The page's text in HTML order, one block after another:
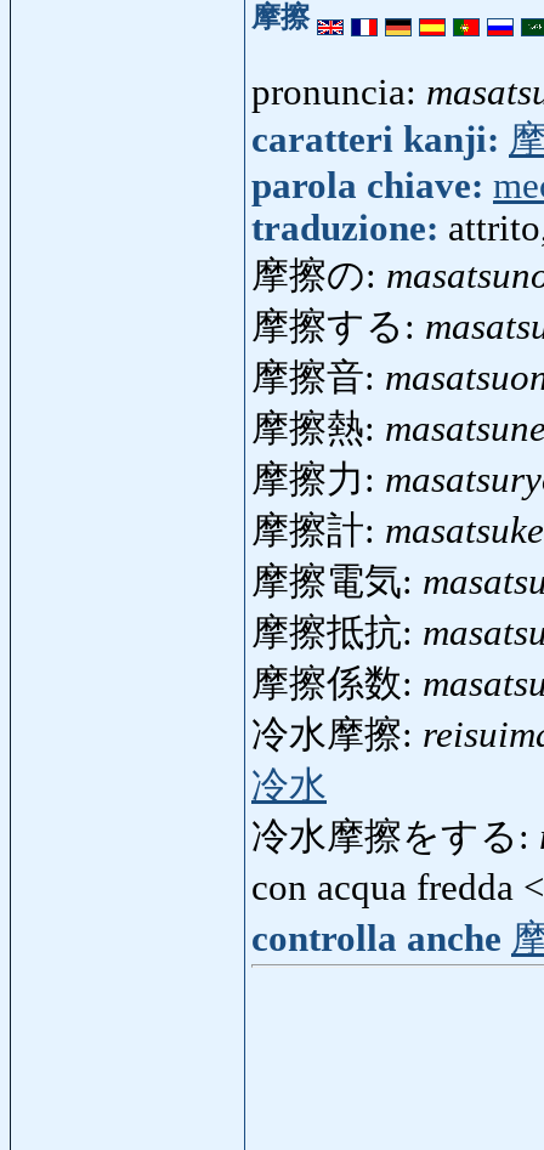
摩擦
pronuncia:
caratteri kanji:
parola chiave:
traduzione:
摩擦の:
摩擦する:
摩擦音:
摩擦熱:
摩擦力:
摩擦計:
摩擦電気:
摩擦抵抗:
摩擦係数:
冷水摩擦:
冷水
冷水摩擦をする:
con acqua fredda
controlla anche